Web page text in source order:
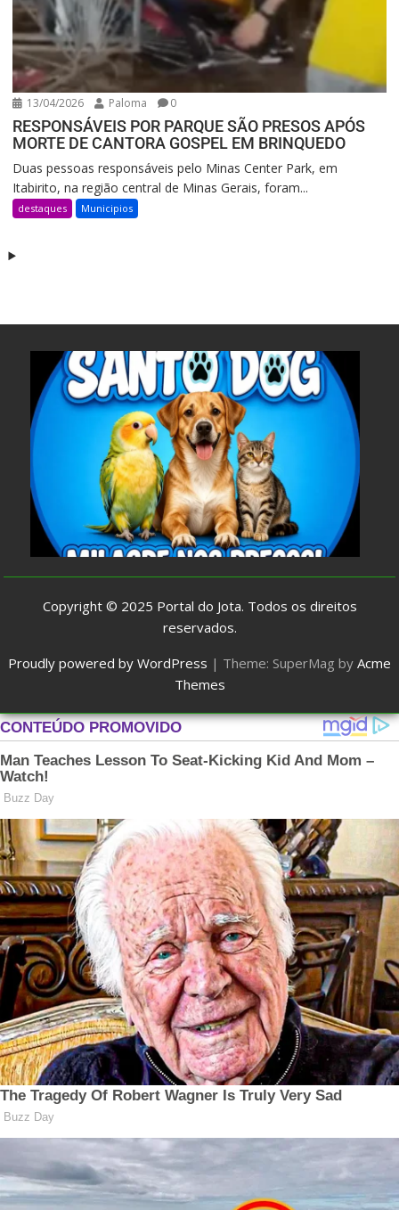
13/04/2026 Paloma 0
RESPONSÁVEIS POR PARQUE SÃO PRESOS APÓS
MORTE DE CANTORA GOSPEL EM BRINQUEDO
Duas pessoas responsáveis pelo Minas Center Park, em
Itabirito, na região central de Minas Gerais, foram...
destaques Municipios
Copyright © 2025 Portal do Jota. Todos os direitos
reservados.
Proudly powered by WordPress | Theme: SuperMag by Acme
Themes